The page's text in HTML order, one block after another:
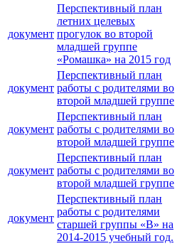
документ
Перспективный план
летних целевых
прогулок во второй
младшей группе
«Ромашка» на 2015 год
документ
Перспективный план
работы с родителями во
второй младшей группе
документ
Перспективный план
работы с родителями во
второй младшей группе
документ
Перспективный план
работы с родителями во
второй младшей группе
документ
Перспективный план
работы с родителями
старшей группы «В» на
2014-2015 учебный год.